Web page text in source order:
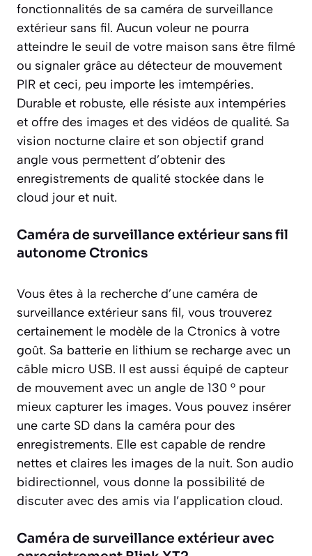
fonctionnalités de sa caméra de surveillance
extérieur sans fil. Aucun voleur ne pourra
atteindre le seuil de votre maison sans être filmé
ou signaler grâce au détecteur de mouvement
PIR et ceci, peu importe les imtempéries.
Durable et robuste, elle résiste aux intempéries
et offre des images et des vidéos de qualité. Sa
vision nocturne claire et son objectif grand
angle vous permettent d’obtenir des
enregistrements de qualité stockée dans le
cloud jour et nuit.
Caméra de surveillance extérieur sans fil
autonome Ctronics
Vous êtes à la recherche d’une caméra de
surveillance extérieur sans fil, vous trouverez
certainement le modèle de la Ctronics à votre
goût. Sa batterie en lithium se recharge avec un
câble micro USB. Il est aussi équipé de capteur
de mouvement avec un angle de 130 ° pour
mieux capturer les images. Vous pouvez insérer
une carte SD dans la caméra pour des
enregistrements. Elle est capable de rendre
nettes et claires les images de la nuit. Son audio
bidirectionnel, vous donne la possibilité de
discuter avec des amis via l’application cloud.
Caméra de surveillance extérieur avec